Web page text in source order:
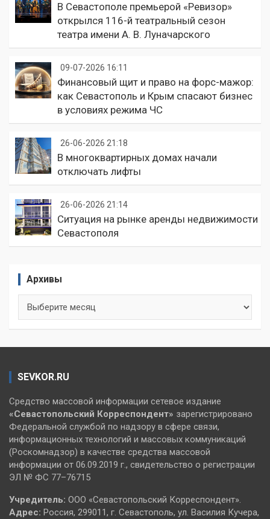
В Севастополе премьерой «Ревизор»
открылся 116-й театральный сезон
театра имени А. В. Луначарского
09-07-2026 16:11
Финансовый щит и право на форс-мажор:
как Севастополь и Крым спасают бизнес
в условиях режима ЧС
26-06-2026 21:18
В многоквартирных домах начали
отключать лифты
26-06-2026 21:14
Ситуация на рынке аренды недвижимости
Севастополя
Архивы
SEVKOR.RU
Средство массовой информации сетевое издание
«Севастопольский Корреспондент» зарегистрировано
Федеральной службой по надзору в сфере связи,
информационных технологий и массовых коммуникаций
(Роскомнадзор) в качестве средства массовой
информации от 06.09.2019 г., свидетельство о регистрации
ЭЛ № ФС 77–76715
Учредитель: ООО «Севастопольский Корреспондент».
Адрес: Россия, 299011, г. Севастополь, ул. Василия Кучера,